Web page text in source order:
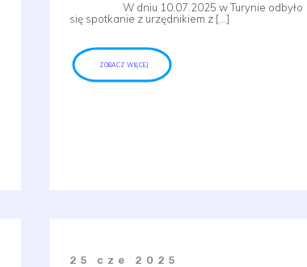
W dniu 10.07.2025 w Turynie odbyło
się spotkanie z urzędnikiem z […]
ZOBACZ WIĘCEJ
25 cze 2025